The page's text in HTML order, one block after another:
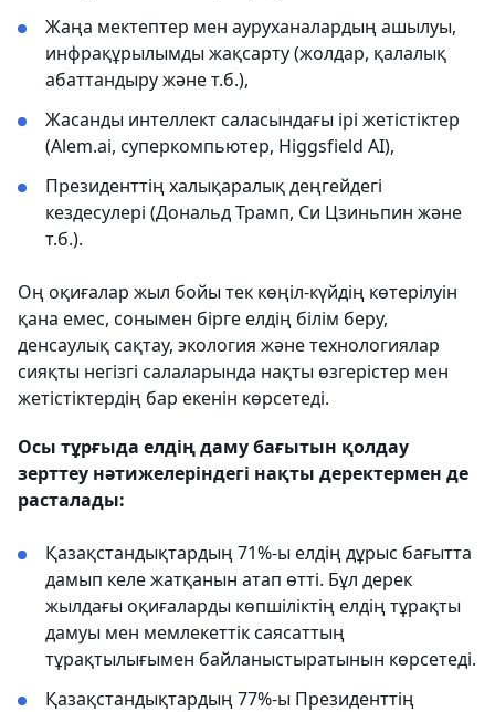
Жаңа мектептер мен ауруханалардың ашылуы,
инфрақұрылымды жақсарту (жолдар, қалалық
абаттандыру және т.б.),
Жасанды интеллект саласындағы ірі жетістіктер
(Alem.ai, суперкомпьютер, Higgsfield AI),
Президенттің халықаралық деңгейдегі
кездесулері (Дональд Трамп, Си Цзиньпин және
т.б.).
Оң оқиғалар жыл бойы тек көңіл-күйдің көтерілуін
қана емес, сонымен бірге елдің білім беру,
денсаулық сақтау, экология және технологиялар
сияқты негізгі салаларында нақты өзгерістер мен
жетістіктердің бар екенін көрсетеді.
Осы тұрғыда елдің даму бағытын қолдау
зерттеу нәтижелеріндегі нақты деректермен де
расталады:
Қазақстандықтардың 71%-ы елдің дұрыс бағытта
дамып келе жатқанын атап өтті. Бұл дерек
жылдағы оқиғаларды көпшіліктің елдің тұрақты
дамуы мен мемлекеттік саясаттың
тұрақтылығымен байланыстыратынын көрсетеді.
Қазақстандықтардың 77%-ы Президенттің